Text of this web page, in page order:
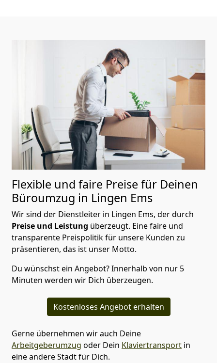
Flexible und faire Preise für Deinen
Büroumzug in Lingen Ems
Wir sind der Dienstleiter in Lingen Ems, der durch
Preise und Leistung überzeugt. Eine faire und
transparente Preispolitik für unsere Kunden zu
präsentieren, das ist unser Motto.
Du wünschst ein Angebot? Innerhalb von nur 5
Minuten werden wir Dich überzeugen.
Kostenloses Angebot erhalten
Gerne übernehmen wir auch Deine
Arbeitgeberumzug oder Dein Klaviertransport in
eine andere Stadt für Dich.